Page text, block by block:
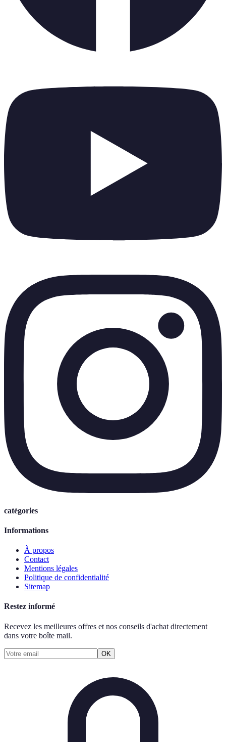
catégories
Informations
À propos
Contact
Mentions légales
Politique de confidentialité
Sitemap
Restez informé
Recevez les meilleures offres et nos conseils d'achat directement
dans votre boîte mail.
OK